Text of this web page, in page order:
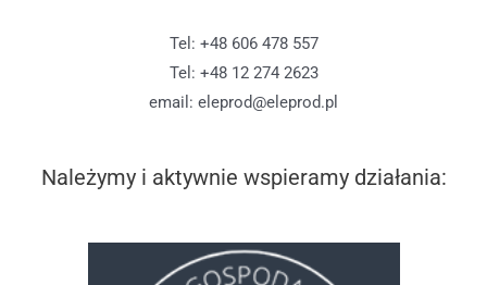
Tel: +48 606 478 557
Tel: +48 12 274 2623
email: eleprod@eleprod.pl
Należymy i aktywnie wspieramy działania: